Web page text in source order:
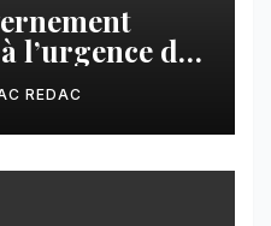
l’urgence des
la cité
REDAC